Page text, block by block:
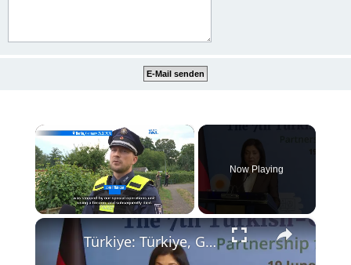
×
Unmute
Now Playing
×
Türkiye: Türkiye, Germany sign economic cooperation protocol, target $60B trade volume.